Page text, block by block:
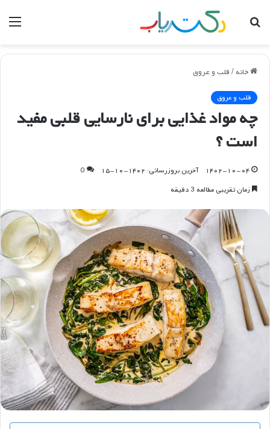
جستجو
خانه / قلب و عروق
قلب و عروق
چه مواد غذایی برای نارسایی قلبی مفید
است ؟
۱۴۰۲-۱۰-۰۴ آخرین بروزرسانی: ۱۴۰۲-۱۰-۱۵
0
زمان تقریبی مطالعه 3 دقیقه